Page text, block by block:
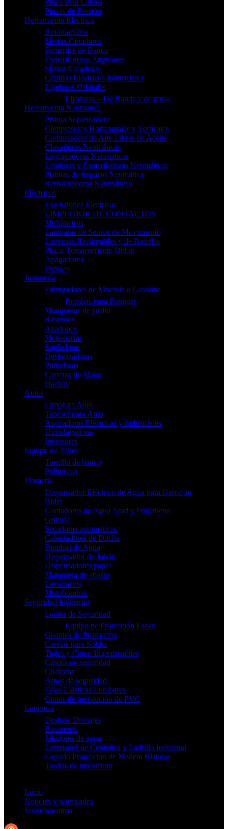
Pinza Pela Cables
Pinzas de Presión
Herramienta Eléctrica
Rotomartillos
Sierras Circulares
Esmeriles de Banco
Esmeriladoras Angulares
Sierras Caladoras
Cepillos Eléctricos Industriales
Lijadoras Orbitales
Lijadoras – De Banda y de mesa
Herramienta Neumatica
Pistola Sopleteadora
Compresores Horizontales y Verticales
Compresores de Aire Libres de Aceite
Clavadoras Neumáticas
Engrapadoras Neumáticas
Lijadoras y Esmeriladoras Neumáticas
Pistolas de Impacto Neumática
Remachadoras Neumáticas
Eléctricos
Extensiones Electricas
LIMPIADOR DE CONTACTOS
Multímetros
Lamparas de Sensor de Movimiento
Linternas Recargables y de Baterías
Placa/ Tomacorriente Doble
Apagadores
Espigas
Jardinería
Fumigadores de Mochila a Gasolina
Bombas para Fumigar
Mangueras de jardín
Rastrillos
Azadones
Motosierras
Sopladoras
Desbrozadoras
Podadoras
Carretas de Mano
Hachas
Autos
Limpieza Auto
Tapasol para Auto
Aspiradoras Eléctricas y Industriales
Hidrolavadoras
Inversores
Equipo de Taller
Tornillo de banco
Polipastos
Plomería
Dispensador Eléctrico de Agua para Garrafón
Bidet
Contadores de Agua Arad y Polietileno
Grifería
Secadoras automáticas
Calentadores de Ducha
Bombas de Agua
Dispensador de Jabón
Dispensadores papel
Manguera de abasto
Lavatrastos
Motobombas
Seguridad Industrial
Lentes de Seguridad
Equipo de Protección Facial
Guantes de Protección
Caretas para Soldar
Trajes y Capas Impermeables
Cascos de seguridad
Chalecos
Arnés de seguridad
Fajas Elásticas Lumbares
Conos de precaución de PVC
Limpieza
Destapa Drenajes
Basureros
Jaladores de agua
Limpiador de Cerámica y Ladrillo Industrial
Liquido Protección de Madera Blandas
Toallas de microfibra
Inicio
Noticias y novedades
Sobre nosotros